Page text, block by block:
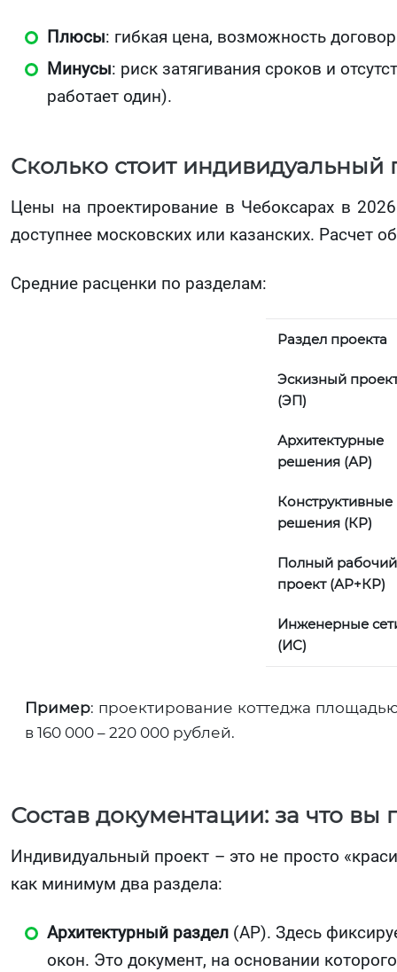
Плюсы: гибкая цена, возможность
Минусы: риск затягивания сроков и
работает один).
Сколько стоит индивидуальный
Цены на проектирование в Чебоксарах в
доступнее московских или казанских.
Средние расценки по разделам:
Раздел проекта
Эскизный
(ЭП)
Архитектурные
решения (АР)
Конструктивные
решения (КР)
Полный рабочий
проект (АР+КР)
Инженерные
(ИС)
Пример: проектирование коттеджа
в 160 000 – 220 000 рублей.
Состав документации: за что вы
Индивидуальный проект – это не просто
как минимум два раздела:
Архитектурный раздел (АР). Здесь
окон. Это документ, на основании